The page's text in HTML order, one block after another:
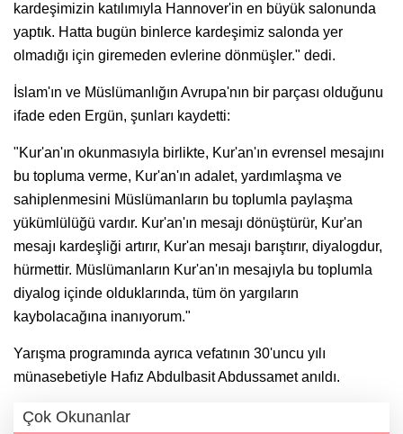
kardeşimizin katılımıyla Hannover'in en büyük salonunda
yaptık. Hatta bugün binlerce kardeşimiz salonda yer
olmadığı için giremeden evlerine dönmüşler." dedi.
İslam'ın ve Müslümanlığın Avrupa'nın bir parçası olduğunu
ifade eden Ergün, şunları kaydetti:
"Kur'an'ın okunmasıyla birlikte, Kur'an'ın evrensel mesajını
bu topluma verme, Kur'an'ın adalet, yardımlaşma ve
sahiplenmesini Müslümanların bu toplumla paylaşma
yükümlülüğü vardır. Kur'an'ın mesajı dönüştürür, Kur'an
mesajı kardeşliği artırır, Kur'an mesajı barıştırır, diyalogdur,
hürmettir. Müslümanların Kur'an'ın mesajıyla bu toplumla
diyalog içinde olduklarında, tüm ön yargıların
kaybolacağına inanıyorum."
Yarışma programında ayrıca vefatının 30'uncu yılı
münasebetiyle Hafız Abdulbasit Abdussamet anıldı.
Çok Okunanlar